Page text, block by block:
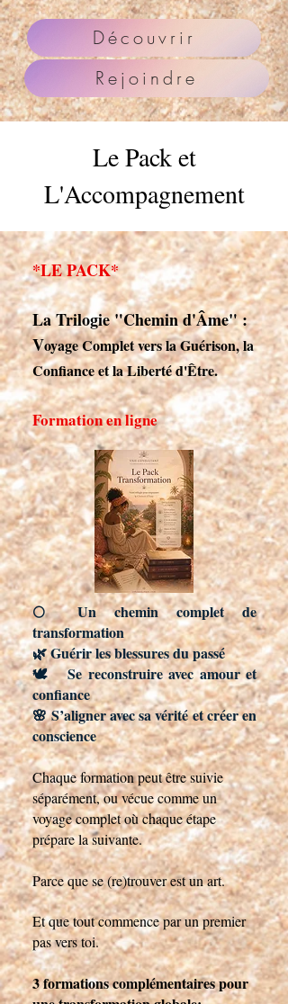
Découvrir
Rejoindre
Le Pack et
L'Accompagnement
*LE PACK*
La Trilogie "Chemin d'Âme" :
Voyage Complet vers la Guérison, la
Confiance et la Liberté d'Être.
Formation en ligne
🌕
Un chemin complet de
transformation
🌿 Guérir les blessures du passé
🕊 Se reconstruire avec amour et
confiance
🌸 S’aligner avec sa vérité et créer en
conscience
Chaque formation peut être suivie
séparément, ou vécue comme un
voyage complet où chaque étape
prépare la suivante.
Parce que se (re)trouver est un art.
Et que tout commence par un premier
pas vers toi.
3 formations complémentaires pour